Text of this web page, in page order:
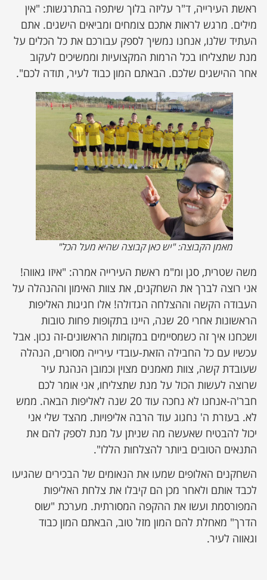
ראשת העירייה, ד"ר עליזה בלוך שיתפה בהתרגשות: "אין
מילים. מרגש לראות אתכם צומחים ומביאים הישגים. אתם
העתיד שלנו, אנחנו נמשיך לספק עבורכם את כל הכלים על
מנת שתצליחו בכל הרמות המקצועיות וממשיכים לעקוב
אחר ההישגים שלכם. הבאתם המון כבוד לעיר, תודה לכם".
מאמן הקבוצה: "יש כאן קבוצה שהיא מעל הכל"
משה שטרית, סגן ומ"מ ראשת העירייה אמרה: "איזו גאווה!
אני רוצה לברך את השחקנים, את צוות האימון וההנהלה על
העבודה הקשה וההצלחה הגדולה! אלו חגיגות האליפות
הראשונות אחרי 20 שנה, היינו בתקופות פחות טובות
ושכחנו איך זה כשמסיימים במקומות הראשונים-זה נכון. אבל
עכשיו עם כל החבילה הזאת-עובדי עירייה מסורים, הנהלה
שעובדת קשה, צוות מאמנים מצוין וכמובן הנהגת עיר
שרוצה לעשות הכול על מנת שתצליחו, אני אומר לכם
חבר'ה-אנחנו לא נחכה עוד 20 שנה לאליפות הבאה. ממש
לא. בעזרת ה' נחגוג עוד הרבה אליפויות. מהצד שלי אני
יכול להבטיח שאעשה מה שניתן על מנת לספק להם את
התנאים הטובים ביותר להצלחות הללו".
השחקנים האלופים שמעו את הנאומים של הבכירים שהגיעו
לכבד אותם ולאחר מכן הם קיבלו את צלחת האליפות
המפורסמת ועשו את ההקפה המסורתית. מערכת "שוס
הדרך" מאחלת להם המון מזל טוב, הבאתם המון כבוד
וגאווה לעיר.